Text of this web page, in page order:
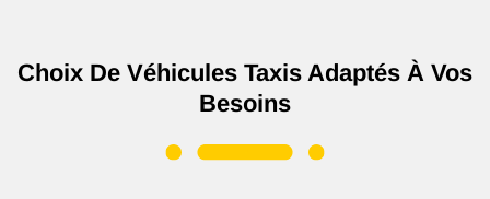
Choix De Véhicules Taxis Adaptés À Vos
Besoins